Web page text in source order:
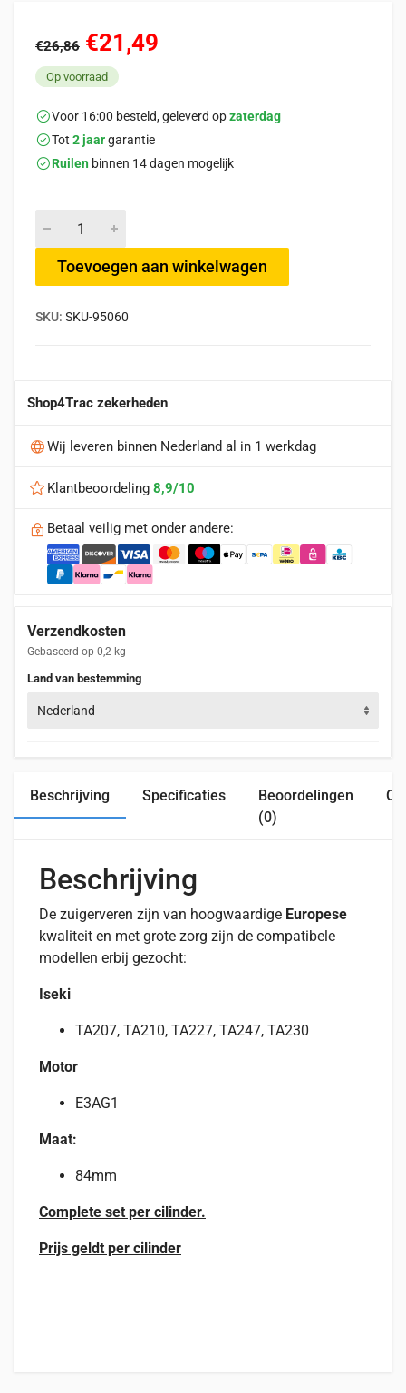
€26,86 €21,49
Op voorraad
Voor 16:00 besteld, geleverd opzaterdag
Tot 2 jaargarantie
Ruilen binnen 14 dagen mogelijk
Toevoegen aan winkelwagen
SKU: SKU-95060
Shop4Trac zekerheden
Wij leveren binnen Nederland al in 1 werkdag
Klantbeoordeling 8,9/10
Betaal veilig met onder andere:
Verzendkosten
Gebaseerd op 0,2 kg
Land van bestemming
Nederland
Beschrijving Specificaties
Beoordelingen
(0)
Beschrijving
De zuigerveren zijn van hoogwaardige Europese
kwaliteit en met grote zorg zijn de compatibele
modellen erbij gezocht:
Iseki
TA207, TA210, TA227, TA247, TA230
Motor
E3AG1
Maat:
84mm
Complete set per cilinder.
Prijs geldt per cilinder